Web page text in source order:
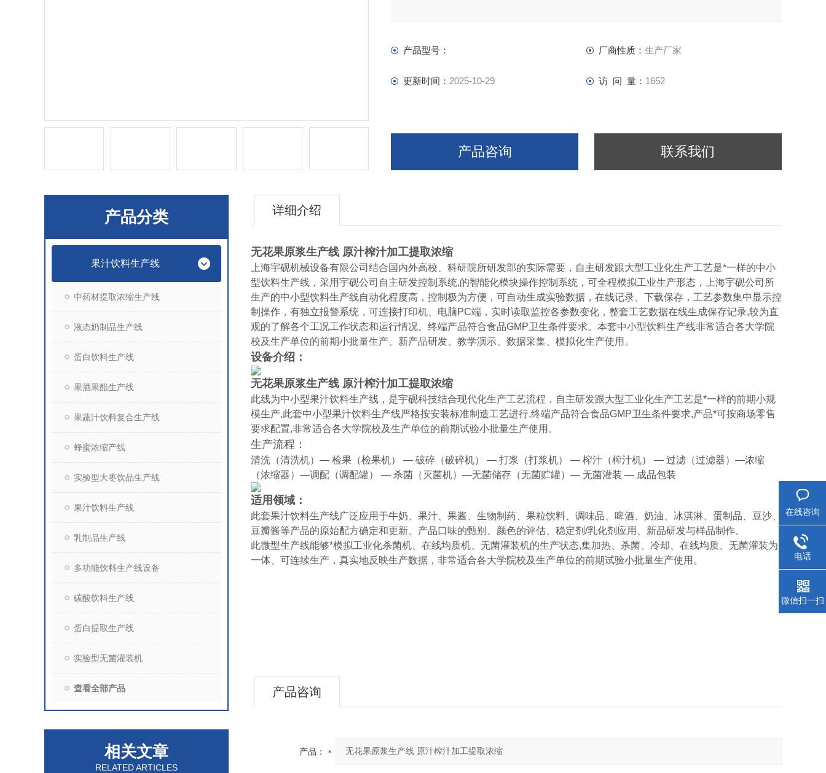
产品型号： 厂商性质： 生产厂家
更新时间： 2025-10-29 访 问 量： 1652
产品咨询 联系我们
产品分类
果汁饮料生产线
中药材提取浓缩生产线
液态奶制品生产线
蛋白饮料生产线
果酒果醋生产线
果蔬汁饮料复合生产线
蜂蜜浓缩产线
实验型大枣饮品生产线
果汁饮料生产线
乳制品生产线
多功能饮料生产线设备
碳酸饮料生产线
蛋白提取生产线
实验型无菌灌装机
查看全部产品
相关文章
RELATED ARTICLES
详细介绍
无花果原浆生产线 原汁榨汁加工提取浓缩
上海宇砚机械设备有限公司结合国内外高校、科研院所研发部的实际需要，自主研发跟大型工业化生产工艺是*一样的中小
型饮料生产线，采用宇砚公司自主研发控制系统,的智能化模块操作控制系统，可全程模拟工业生产形态，上海宇砚公司所
生产的中小型饮料生产线自动化程度高，控制极为方便，可自动生成实验数据，在线记录、下载保存，工艺参数集中显示控
制操作，有独立报警系统，可连接打印机、电脑PC端，实时读取监控各参数变化，整套工艺数据在线生成保存记录,较为直
观的了解各个工况工作状态和运行情况。终端产品符合食品GMP卫生条件要求。本套中小型饮料生产线非常适合各大学院
校及生产单位的前期小批量生产、新产品研发、教学演示、数据采集、模拟化生产使用。
设备介绍：
无花果原浆生产线 原汁榨汁加工提取浓缩
此线为中小型果汁饮料生产线，是宇砚科技结合现代化生产工艺流程，自主研发跟大型工业化生产工艺是*一样的前期小规
模生产,此套中小型果汁饮料生产线严格按安装标准制造工艺进行,终端产品符合食品GMP卫生条件要求,产品*可按商场零售
要求配置,非常适合各大学院校及生产单位的前期试验小批量生产使用。
生产流程：
清洗（清洗机）— 检果（检果机） — 破碎（破碎机） — 打浆（打浆机） — 榨汁（榨汁机） — 过滤（过滤器）—浓缩
（浓缩器）—调配（调配罐） — 杀菌（灭菌机）—无菌储存（无菌贮罐）— 无菌灌装 — 成品包装
适用领域：
此套果汁饮料生产线广泛应用于牛奶、果汁、果酱、生物制药、果粒饮料、调味品、啤酒、奶油、冰淇淋、蛋制品、豆沙、
豆瓣酱等产品的原始配方确定和更新、产品口味的甄别、颜色的评估、稳定剂/乳化剂应用、新品研发与样品制作。
此微型生产线能够*模拟工业化杀菌机、在线均质机、无菌灌装机的生产状态,集加热、杀菌、冷却、在线均质、无菌灌装为
一体、可连续生产，真实地反映生产数据，非常适合各大学院校及生产单位的前期试验小批量生产使用。
产品咨询
产品：
在线咨询
电话
微信扫一扫